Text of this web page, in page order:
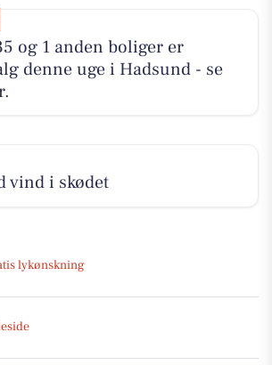
og 1 anden boliger er
denne uge i Hadsund - se
vind i skødet
lykønskning